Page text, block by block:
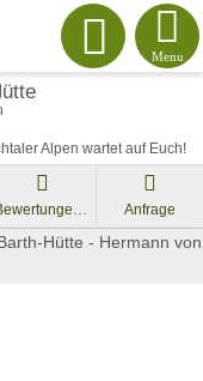
Menu
Alpen wartet auf Euch!
Bewertungen Anfrage